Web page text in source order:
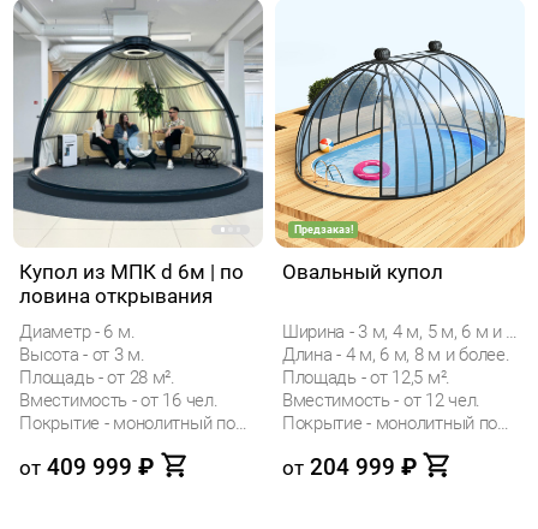
Купол из МПК d 6м | по
ловина открывания
Диаметр - 6 м.
Высота - от 3 м.
Площадь - от 28 м².
Вместимость - от 16 чел.
Покрытие - монолитный поликарбонат (МПК)
от 409 999 ₽
Предзаказ!
Овальный купол
Ширина - 3 м, 4 м, 5 м, 6 м и 7 м.
Длина - 4 м, 6 м, 8 м и более.
Площадь - от 12,5 м².
Вместимость - от 12 чел.
Покрытие - монолитный поликарбонат (МПК)
от 204 999 ₽